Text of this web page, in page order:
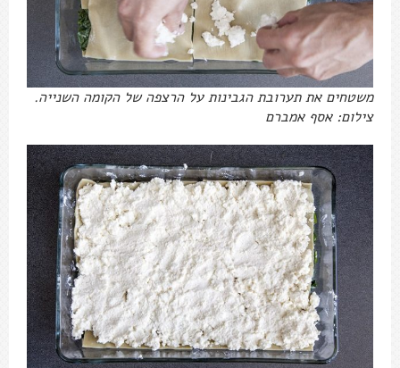
משטחים את תערובת הגבינות על הרצפה של הקומה השנייה.
צילום: אסף אמברם